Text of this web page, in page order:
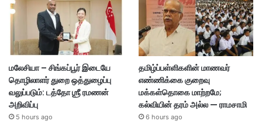
மலேசியா – சிங்கப்பூர் இடையே
தொழிலாளர் துறை ஒத்துழைப்பு
வலுப்படும்: டத்தோ ஶ்ரீ ரமணன்
அறிவிப்பு
5 hours ago
தமிழ்ப்பள்ளிகளின் மாணவர்
எண்ணிக்கை குறைவு
மக்கள்தொகை மாற்றமே;
கல்வியின் தரம் அல்ல — ராமசாமி
6 hours ago